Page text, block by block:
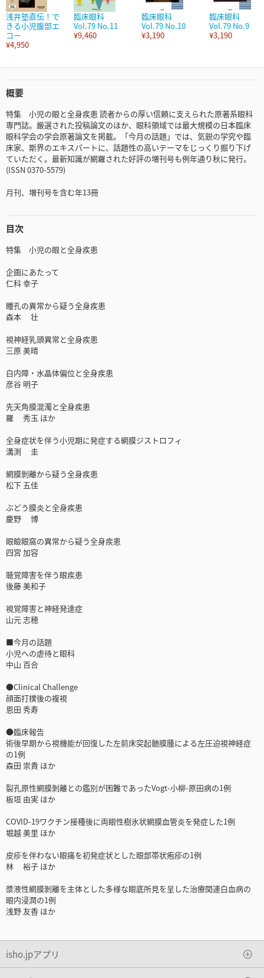
浅井塾直伝！で
きる小児腹部エ
コー
¥4,950
臨床眼科
Vol.79 No.11
¥9,460
臨床眼科
Vol.79 No.10
¥3,190
臨床眼科
Vol.79 No.9
¥3,190
概要
特集 小児の眼と全身疾患 読者からの厚い信頼に支えられた原著系眼科
専門誌。厳選された投稿論文のほか、眼科領域では最大規模の日本臨床
眼科学会の学会原著論文を掲載。「今月の話題」では、気鋭の学究や臨
床家、斯界のエキスパートに、話題性の高いテーマをじっくり掘り下げ
ていただく。最新知識が網羅された好評の増刊号も例年通り秋に発行。
(ISSN 0370-5579)
月刊、増刊号を含む年13冊
目次
特集 小児の眼と全身疾患
企画にあたって
仁科 幸子
瞳孔の異常から疑う全身疾患
森本 壮
視神経乳頭異常と全身疾患
三原 美晴
白内障・水晶体偏位と全身疾患
彦谷 明子
先天角膜混濁と全身疾患
羅 秀玉 ほか
全身症状を伴う小児期に発症する網膜ジストロフィ
溝渕 圭
網膜剝離から疑う全身疾患
松下 五佳
ぶどう膜炎と全身疾患
慶野 博
眼瞼眼窩の異常から疑う全身疾患
四宮 加容
聴覚障害を伴う眼疾患
後藤 美和子
視覚障害と神経発達症
山元 志穂
■今月の話題
小児への虐待と眼科
中山 百合
●Clinical Challenge
顔面打撲後の複視
恩田 秀寿
●臨床報告
術後早期から視機能が回復した左前床突起髄膜腫による左圧迫視神経症
の1例
森田 崇貴 ほか
裂孔原性網膜剝離との鑑別が困難であったVogt-小柳-原田病の1例
板垣 由実 ほか
COVID-19ワクチン接種後に両眼性樹氷状網膜血管炎を発症した1例
堀越 美里 ほか
皮疹を伴わない眼痛を初発症状とした眼部帯状疱疹の1例
林 裕子 ほか
漿液性網膜剝離を主体とした多様な眼底所見を呈した治療関連白血病の
眼内浸潤の1例
浅野 友香 ほか
isho.jpアプリ